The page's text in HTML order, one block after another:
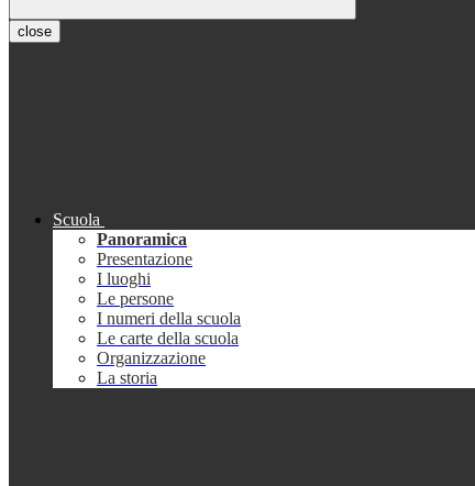
close
Scuola
Panoramica
Presentazione
I luoghi
Le persone
I numeri della scuola
Le carte della scuola
Organizzazione
La storia